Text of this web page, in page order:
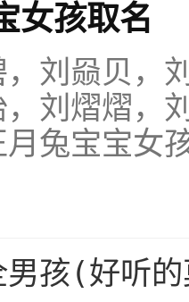
女孩取名
刘赑贝，
刘熠熠，
兔宝宝女
男孩(好听